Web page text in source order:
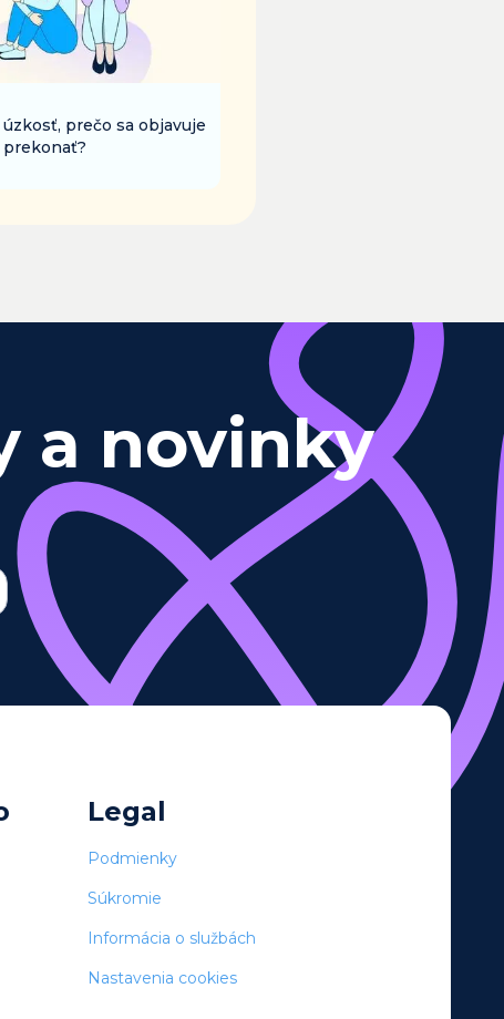
prečo sa objavuje
prekonať?
a novinky
Legal
Podmienky
Súkromie
Informácia o službách
Nastavenia cookies